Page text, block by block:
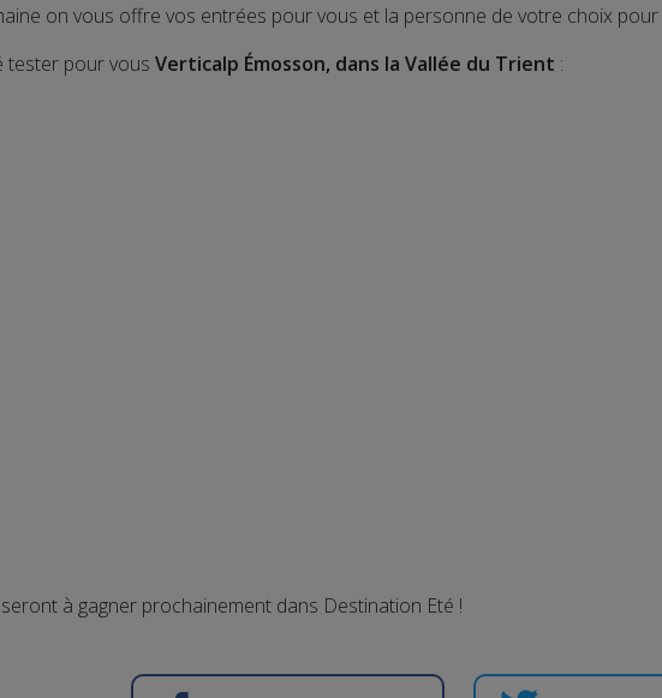
on vous offre vos entrées pour vous et la personne de votre choix pour
tester pour vous Verticalp Émosson, dans la Vallée du Trient :
à gagner prochainement dans Destination Eté !